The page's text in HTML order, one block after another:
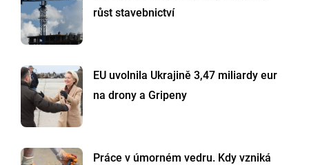
růst stavebnictví
EU uvolnila Ukrajině 3,47 miliardy eur
na drony a Gripeny
Práce v úmorném vedru. Kdy vzniká